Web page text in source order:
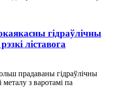
гідраўлічны
ліставога